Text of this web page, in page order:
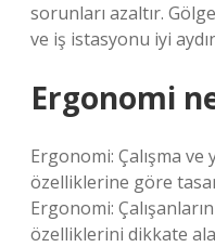
sorunları azaltır.
ve iş istasyonu iyi
Ergonomi
Ergonomi: Çalışma ve
özelliklerine göre
Ergonomi:
özelliklerini dikkate